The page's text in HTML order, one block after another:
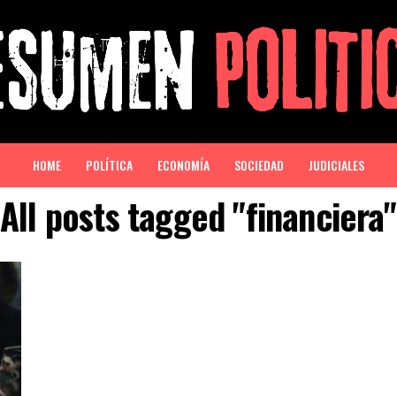
HOME POLÍTICA ECONOMÍA SOCIEDAD JUDICIALES
All posts tagged "financiera"